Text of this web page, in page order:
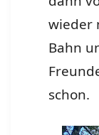
wieder
Bahn
schon.